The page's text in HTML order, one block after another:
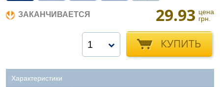
ЗАКАНЧИВАЕТСЯ 29.93 цена
грн.
КУПИТЬ
1
Характеристики